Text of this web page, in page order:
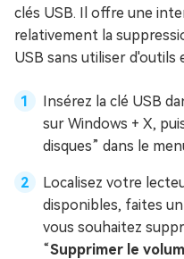
clés USB. Il offre une
relativement la
USB sans utiliser d'outils
Insérez la clé USB
sur Windows + X,
disques” dans le
Localisez votre
disponibles, faites
vous souhaitez
“Supprimer le